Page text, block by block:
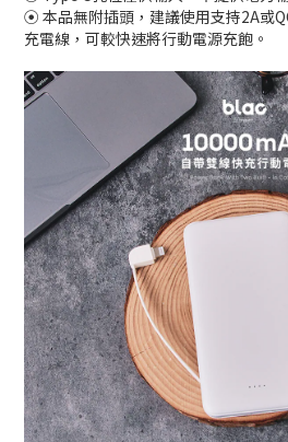
⦿ 本品無附插頭，建議使用支持2A或
充電線，可較快速將行動電源充飽。